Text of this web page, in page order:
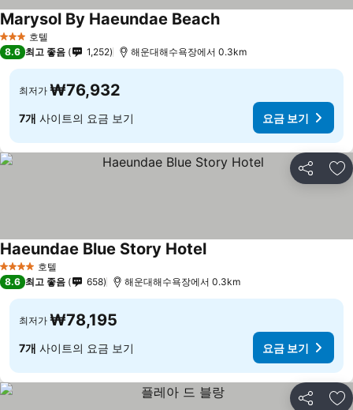
3 성급 호텔
Marysol By Haeundae Beach
8.6 최고 좋음 1,252 해운대해수욕장에서 0.3km
최저가 ₩76,932
7개 사이트의 요금 보기 요금 보기
공유 즐
4 성급 호텔
Haeundae Blue Story Hotel
8.6 최고 좋음 658 해운대해수욕장에서 0.3km
최저가 ₩78,195
7개 사이트의 요금 보기 요금 보기
공유 즐